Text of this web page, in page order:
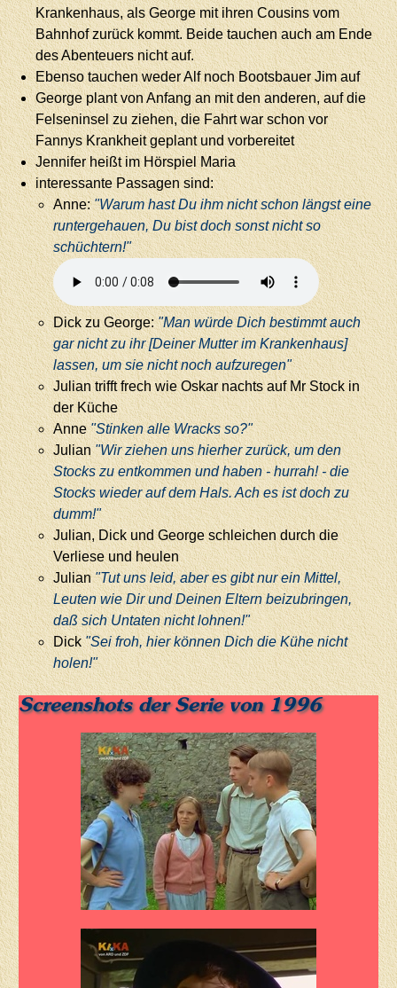
Krankenhaus, als George mit ihren Cousins vom
Bahnhof zurück kommt. Beide tauchen auch am Ende
des Abenteuers nicht auf.
Ebenso tauchen weder Alf noch Bootsbauer Jim auf
George plant von Anfang an mit den anderen, auf die
Felseninsel zu ziehen, die Fahrt war schon vor
Fannys Krankheit geplant und vorbereitet
Jennifer heißt im Hörspiel Maria
interessante Passagen sind:
Anne:"Warum hast Du ihm nicht schon längst eine
runtergehauen, Du bist doch sonst nicht so
schüchtern!"
Dick zu George:"Man würde Dich bestimmt auch
gar nicht zu ihr [Deiner Mutter im Krankenhaus]
lassen, um sie nicht noch aufzuregen"
Julian trifft frech wie Oskar nachts auf Mr Stock in
der Küche
Anne"Stinken alle Wracks so?"
Julian"Wir ziehen uns hierher zurück, um den
Stocks zu entkommen und haben - hurrah! - die
Stocks wieder auf dem Hals. Ach es ist doch zu
dumm!"
Julian, Dick und George schleichen durch die
Verliese und heulen
Julian"Tut uns leid, aber es gibt nur ein Mittel,
Leuten wie Dir und Deinen Eltern beizubringen,
daß sich Untaten nicht lohnen!"
Dick"Sei froh, hier können Dich die Kühe nicht
holen!"
Screenshots der Serie von 1996